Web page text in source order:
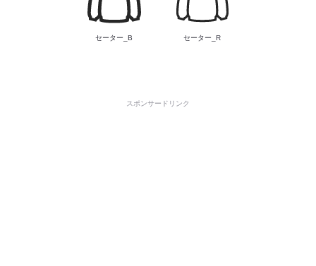
セーター_B セーター_R
スポンサードリンク